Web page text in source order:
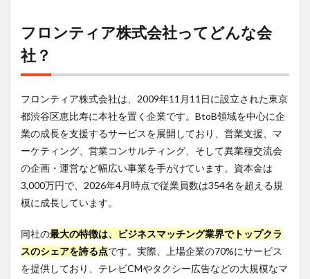
ィア
株式
会社
って
どん
社？
2
フロ
ンテ
ィア
株式
会社
の年
2.1
年収
の平
フロンティア株式会社ってどんな会
社？
フロンティア株式会社は、2009年11月11日に設立された東京
都渋谷区恵比寿に本社を置く企業です。BtoB領域を中心に企
業の成長を支援するサービスを展開しており、営業支援、マ
ーケティング、営業コンサルティング、そして異業種交流会
の企画・運営など幅広い事業を手がけています。資本金は
3,000万円で、2026年4月時点で従業員数は354名を超える規
模に成長しています。
同社の最大の特徴は、ビジネスマッチング業界でトップクラ
スのシェアを誇る点です。実際、上場企業の70%にサービス
を提供しており、テレビCMやタクシー広告などの大規模なマ